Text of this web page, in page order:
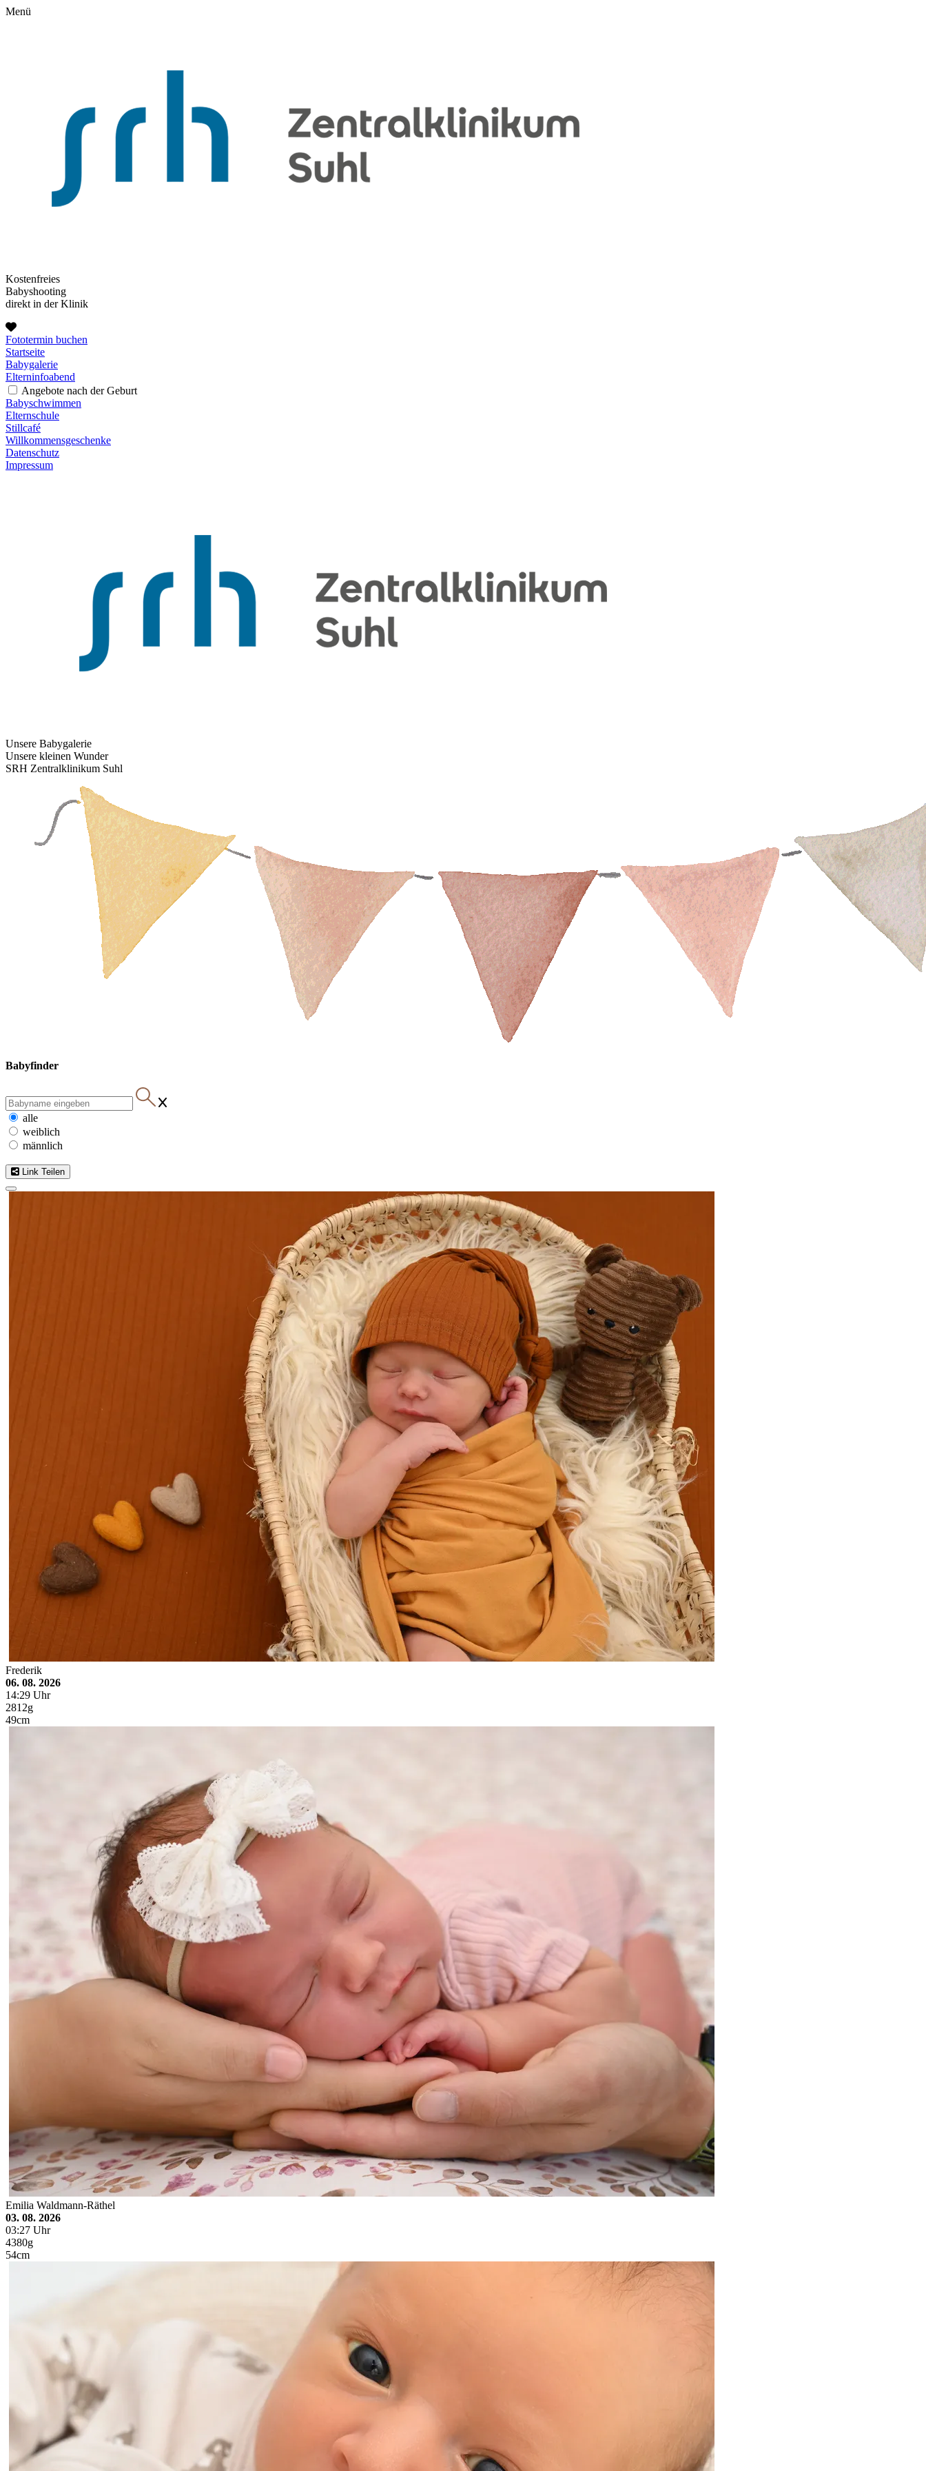
Menü
Kostenfreies
Babyshooting
direkt in der Klinik
Fototermin buchen
Startseite
Babygalerie
Elterninfoabend
Angebote nach der Geburt
Babyschwimmen
Elternschule
Stillcafé
Willkommensgeschenke
Datenschutz
Impressum
Unsere Babygalerie
Unsere kleinen Wunder
SRH Zentralklinikum Suhl
Babyfinder
alle
weiblich
männlich
Link Teilen
Frederik
06. 08. 2026
14:29 Uhr
2812g
49cm
Emilia Waldmann-Räthel
03. 08. 2026
03:27 Uhr
4380g
54cm